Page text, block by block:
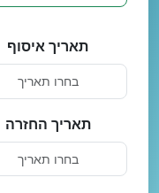
תאריך איסוף
תאריך החזרה